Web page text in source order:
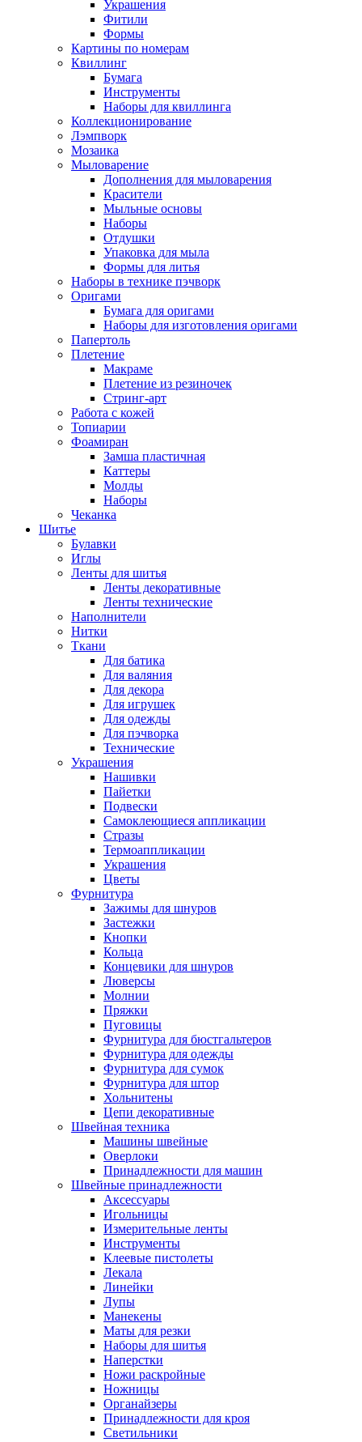
Украшения
Фитили
Формы
Картины по номерам
Квиллинг
Бумага
Инструменты
Наборы для квиллинга
Коллекционирование
Лэмпворк
Мозаика
Мыловарение
Дополнения для мыловарения
Красители
Мыльные основы
Наборы
Отдушки
Упаковка для мыла
Формы для литья
Наборы в технике пэчворк
Оригами
Бумага для оригами
Наборы для изготовления оригами
Папертоль
Плетение
Макраме
Плетение из резиночек
Стринг-арт
Работа с кожей
Топиарии
Фоамиран
Замша пластичная
Каттеры
Молды
Наборы
Чеканка
Шитье
Булавки
Иглы
Ленты для шитья
Ленты декоративные
Ленты технические
Наполнители
Нитки
Ткани
Для батика
Для валяния
Для декора
Для игрушек
Для одежды
Для пэчворка
Технические
Украшения
Нашивки
Пайетки
Подвески
Самоклеющиеся аппликации
Стразы
Термоаппликации
Украшения
Цветы
Фурнитура
Зажимы для шнуров
Застежки
Кнопки
Кольца
Концевики для шнуров
Люверсы
Молнии
Пряжки
Пуговицы
Фурнитура для бюстгальтеров
Фурнитура для одежды
Фурнитура для сумок
Фурнитура для штор
Хольнитены
Цепи декоративные
Швейная техника
Машины швейные
Оверлоки
Принадлежности для машин
Швейные принадлежности
Аксессуары
Игольницы
Измерительные ленты
Инструменты
Клеевые пистолеты
Лекала
Линейки
Лупы
Манекены
Маты для резки
Наборы для шитья
Наперстки
Ножи раскройные
Ножницы
Органайзеры
Принадлежности для кроя
Светильники